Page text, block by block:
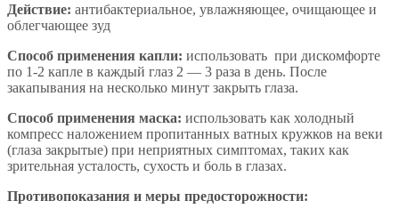
Действие: антибактериальное, увлажняющее, очищающее и
облегчающее зуд
Способ применения капли: использовать при дискомфорте
по 1-2 капле в каждый глаз 2 — 3 раза в день. После
закапывания на несколько минут закрыть глаза.
Способ применения маска: использовать как холодный
компресс наложением пропитанных ватных кружков на веки
(глаза закрытые) при неприятных симптомах, таких как
зрительная усталость, сухость и боль в глазах.
Противопоказания и меры предосторожности: